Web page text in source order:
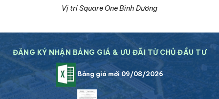
Vị trí Square One Bình Dương
ĐĂNG KÝ NHẬN BẢNG GIÁ & ƯU ĐÃI TỪ CHỦ ĐẦU TƯ
Bảng giá mới 09/08/2026